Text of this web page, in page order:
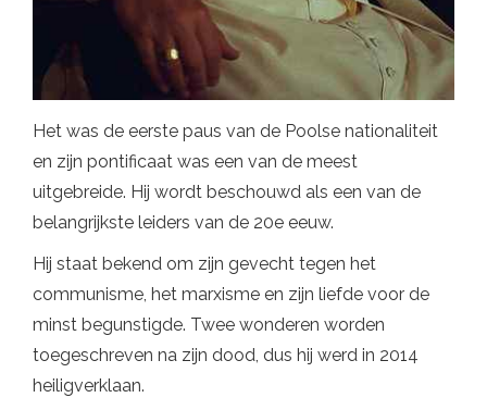
Het was de eerste paus van de Poolse nationaliteit
en zijn pontificaat was een van de meest
uitgebreide. Hij wordt beschouwd als een van de
belangrijkste leiders van de 20e eeuw.
Hij staat bekend om zijn gevecht tegen het
communisme, het marxisme en zijn liefde voor de
minst begunstigde. Twee wonderen worden
toegeschreven na zijn dood, dus hij werd in 2014
heiligverklaan.